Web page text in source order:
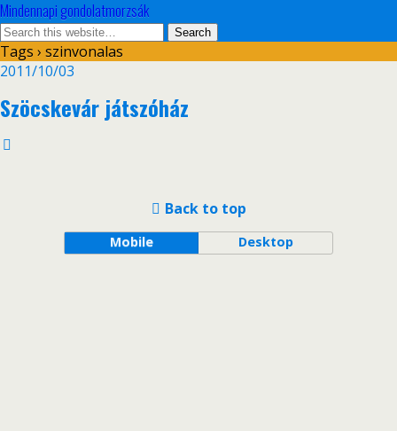
Mindennapi gondolatmorzsák
Tags › szinvonalas
2011/10/03
Szöcskevár játszóház
Back to top
Mobile Desktop